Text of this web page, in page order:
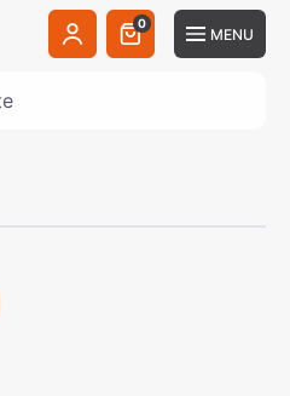
0
MENU